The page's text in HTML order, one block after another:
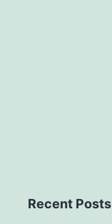
Recent Posts